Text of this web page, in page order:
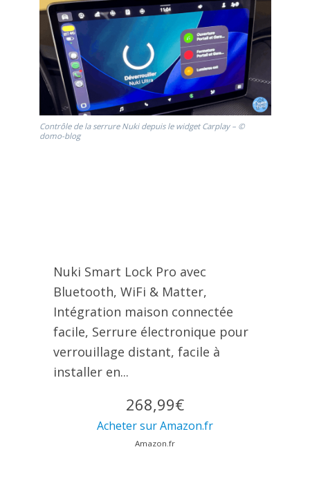
Contrôle de la serrure Nuki depuis le widget Carplay – ©
domo-blog
Nuki Smart Lock Pro avec
Bluetooth, WiFi & Matter,
Intégration maison connectée
facile, Serrure électronique pour
verrouillage distant, facile à
installer en...
268,99€
Acheter sur Amazon.fr
Amazon.fr